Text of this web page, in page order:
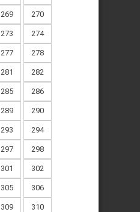
269 270
273 274
277 278
281 282
285 286
289 290
293 294
297 298
301 302
305 306
309 310